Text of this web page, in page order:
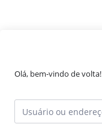
Olá, bem-vindo de volta!